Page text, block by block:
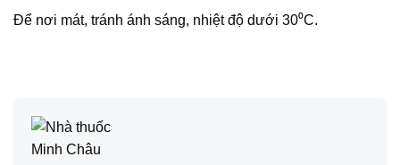
Để nơi mát, tránh ánh sáng, nhiệt độ dưới 30⁰C.